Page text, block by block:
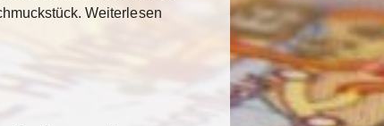
Weiterlesen